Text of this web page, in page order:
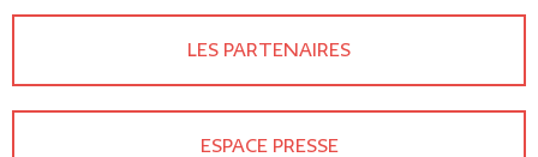
LES PARTENAIRES
ESPACE PRESSE